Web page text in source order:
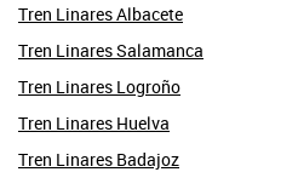
Tren Linares Albacete
Tren Linares Salamanca
Tren Linares Logroño
Tren Linares Huelva
Tren Linares Badajoz